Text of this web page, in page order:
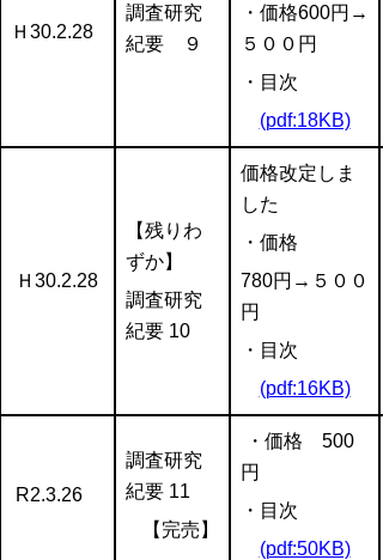
Ｈ30.2.28
調査研究
紀要 ９
・価格600円→
５００円
・目次
(pdf:18KB)
Ｈ30.2.28
【残りわ
ずか】
調査研究
紀要 10
価格改定しま
した
・価格
780円→５００
円
・目次
(pdf:16KB)
R2.3.26
調査研究
紀要 11
【完売】
・価格 500
円
・目次
(pdf:50KB)